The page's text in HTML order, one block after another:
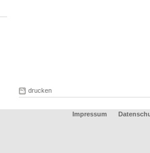
drucken
Impressum